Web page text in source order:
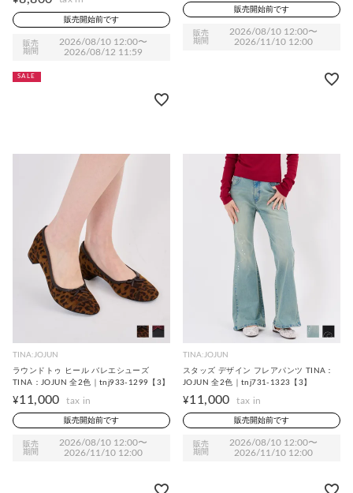
販売開始前です
販売
期間
2026/08/10 12:00〜
2026/08/12 11:59
SALE
販売開始前です
販売
期間
2026/08/10 12:00〜
2026/11/10 12:00
TINA:JOJUN
ラウンドトゥ ヒール バレエシューズ
TINA：JOJUN 全2色｜tnj933-1299【3】
¥11,000
販売開始前です
販売
期間
2026/08/10 12:00〜
2026/11/10 12:00
TINA:JOJUN
スタッズ デザイン フレアパンツ TINA：
JOJUN 全2色｜tnj731-1323【3】
¥11,000
販売開始前です
販売
期間
2026/08/10 12:00〜
2026/11/10 12:00